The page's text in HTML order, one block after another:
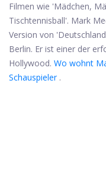
Filmen wie 'Mädchen,
Tischtennisball'. Mark
Version von
Berlin. Er ist einer der
Hollywood. Wo wohnt
Schauspieler.